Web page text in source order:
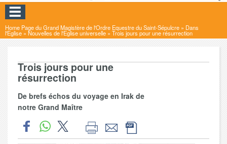
Home Page du Grand Magistère de l'Ordre Equestre du Saint-Sépulcre » Dans
l'Eglise » Nouvelles de l'Eglise universelle » Trois jours pour une résurrection
Trois jours pour une
résurrection
De brefs échos du voyage en Irak de
notre Grand Maître